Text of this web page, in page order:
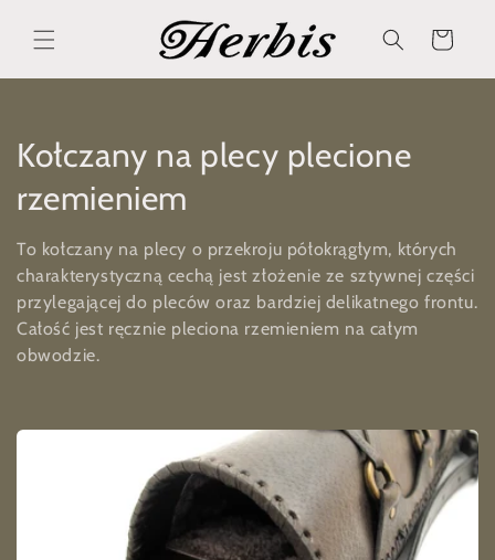
do treści
Koszyk
K
o
l
e
k
c
Kołczany na plecy plecione
rzemieniem
To kołczany na plecy o przekroju półokrągłym, których
charakterystyczną cechą jest złożenie ze sztywnej części
przylegającej do pleców oraz bardziej delikatnego frontu.
Całość jest ręcznie pleciona rzemieniem na całym
obwodzie.